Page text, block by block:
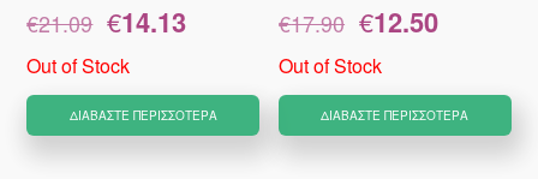
€21.09
Original
price
was:
€14.13
€14.13.
Out of Stock
ΔΙΑΒΆΣΤΕ ΠΕΡΙΣΣΌΤΕΡΑ
€17.90
Original
price
was:
€12.50
€12.50.
Out of Stock
ΔΙΑΒΆΣΤΕ ΠΕΡΙΣΣΌΤΕΡΑ